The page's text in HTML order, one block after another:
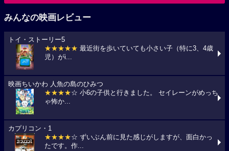
みんなの映画レビュー
トイ・ストーリー5
★★★★★ 最近街を歩いていても小さい子（特に3、4歳
児）がi...
映画ちいかわ 人魚の島のひみつ
★★★★☆ 小6の子供と行きました。 セイレーンがめっち
ゃ怖か...
カプリコン・1
★★★★☆ ずいぶん前に見た感じがしますが、面白かっ
たです。作...